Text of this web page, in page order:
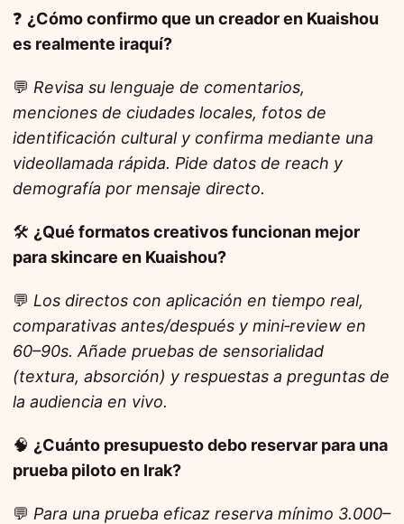
❓ ¿Cómo confirmo que un creador en Kuaishou
es realmente iraquí?
💬 Revisa su lenguaje de comentarios,
menciones de ciudades locales, fotos de
identificación cultural y confirma mediante una
videollamada rápida. Pide datos de reach y
demografía por mensaje directo.
🛠️ ¿Qué formatos creativos funcionan mejor
para skincare en Kuaishou?
💬 Los directos con aplicación en tiempo real,
comparativas antes/después y mini‑review en
60–90s. Añade pruebas de sensorialidad
(textura, absorción) y respuestas a preguntas de
la audiencia en vivo.
🧠 ¿Cuánto presupuesto debo reservar para una
prueba piloto en Irak?
💬 Para una prueba eficaz reserva mínimo 3.000–